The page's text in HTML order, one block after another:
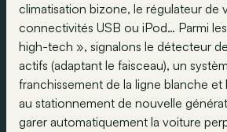
climatisation bizone, le régulateur de
connectivités USB ou iPod… Parmi
high-tech », signalons le détecteur
actifs (adaptant le faisceau), un
franchissement de la ligne blanche et
au stationnement de nouvelle
garer automatiquement la voiture